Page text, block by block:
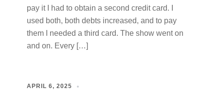
pay it I had to obtain a second credit card. I
used both, both debts increased, and to pay
them I needed a third card. The show went on
and on. Every […]
APRIL 6, 2025